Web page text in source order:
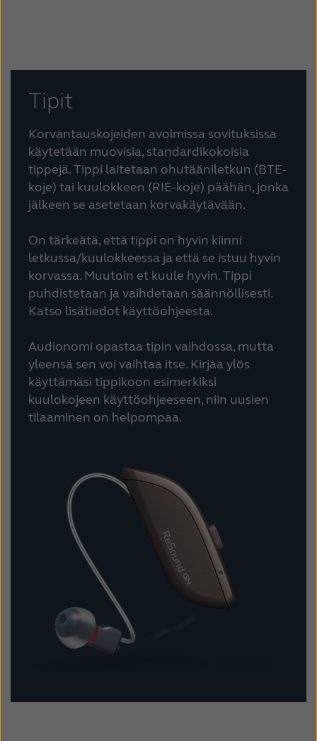
Tipit
Korvantauskojeiden avoimissa sovituksissa
käytetään muovisia, standardikokoisia
tippejä. Tippi laitetaan ohutääniletkun (BTE-
koje) tai kuulokkeen (RIE-koje) päähän, jonka
jälkeen se asetetaan korvakäytävään.
On tärkeätä, että tippi on hyvin kiinni
letkussa/kuulokkeessa ja että se istuu hyvin
korvassa. Muutoin et kuule hyvin. Tippi
puhdistetaan ja vaihdetaan säännöllisesti.
Katso lisätiedot käyttöohjeesta.
Audionomi opastaa tipin vaihdossa, mutta
yleensä sen voi vaihtaa itse. Kirjaa ylös
käyttämäsi tippikoon esimerkiksi
kuulokojeen käyttöohjeeseen, niin uusien
tilaaminen on helpompaa.